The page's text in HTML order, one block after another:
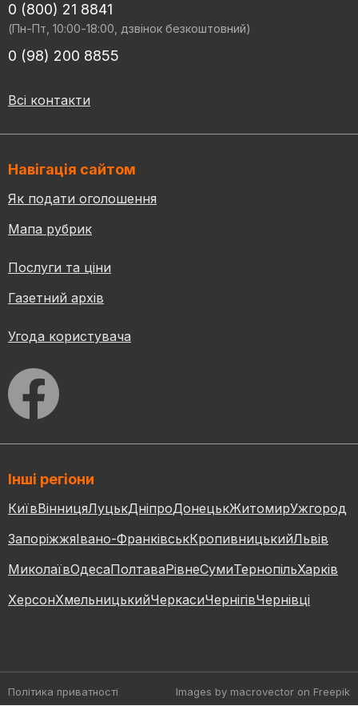
0 (800) 21 8841
(Пн-Пт, 10:00-18:00, дзвінок безкоштовний)
0 (98) 200 8855
Всі контакти
Навігація сайтом
Як подати оголошення
Мапа рубрик
Послуги та ціни
Газетний архів
Угода користувача
Інші регіони
КиївВінницяЛуцькДніпроДонецькЖитомирУжгород
ЗапоріжжяІвано-ФранківськКропивницькийЛьвів
МиколаївОдесаПолтаваРівнеСумиТернопільХарків
ХерсонХмельницькийЧеркасиЧернігівЧернівці
Політика приватності Images by macrovector on Freepik